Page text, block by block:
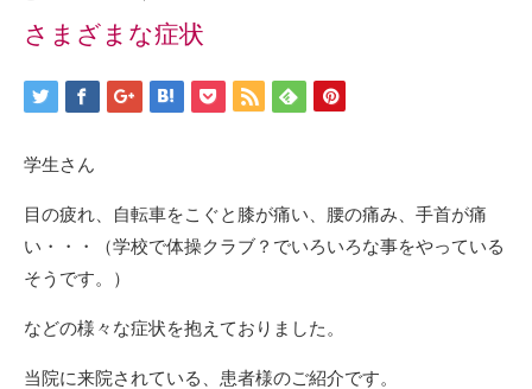
さまざまな症状
学生さん
目の疲れ、自転車をこぐと膝が痛い、腰の痛み、手首が痛
い・・・（学校で体操クラブ？でいろいろな事をやっている
そうです。）
などの様々な症状を抱えておりました。
当院に来院されている、患者様のご紹介です。